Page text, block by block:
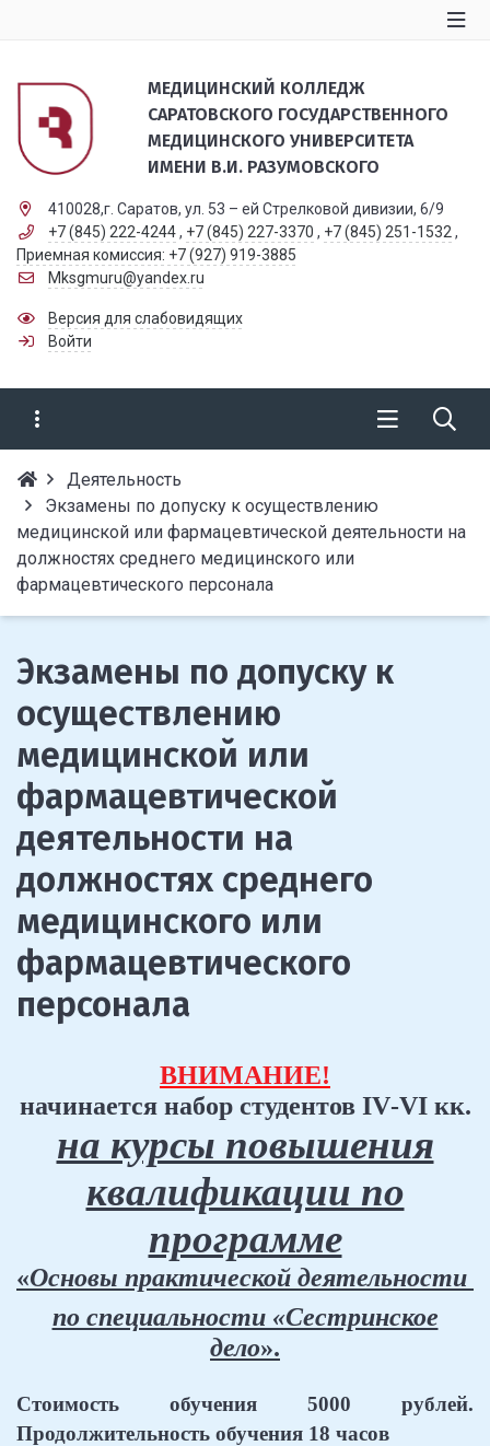
МЕДИЦИНСКИЙ КОЛЛЕДЖ
САРАТОВСКОГО ГОСУДАРСТВЕННОГО
МЕДИЦИНСКОГО УНИВЕРСИТЕТА
ИМЕНИ В.И. РАЗУМОВСКОГО
410028,г. Саратов, ул. 53 – ей Стрелковой дивизии, 6/9
+7 (845) 222-4244 , +7 (845) 227-3370 , +7 (845) 251-1532 ,
Приемная комиссия: +7 (927) 919-3885
Mksgmuru@yandex.ru
Версия для слабовидящих
Войти
Деятельность
Экзамены по допуску к осуществлению
медицинской или фармацевтической деятельности на
должностях среднего медицинского или
фармацевтического персонала
Экзамены по допуску к
осуществлению
медицинской или
фармацевтической
деятельности на
должностях среднего
медицинского или
фармацевтического
персонала
ВНИМАНИЕ!
начинается набор студентов IV-VIкк.
на курсы повышения
квалификации по
программе
«Основы практической деятельности
по специальности «Сестринское
дело».
Стоимость обучения 5000 рублей.
Продолжительность обучения 18 часов